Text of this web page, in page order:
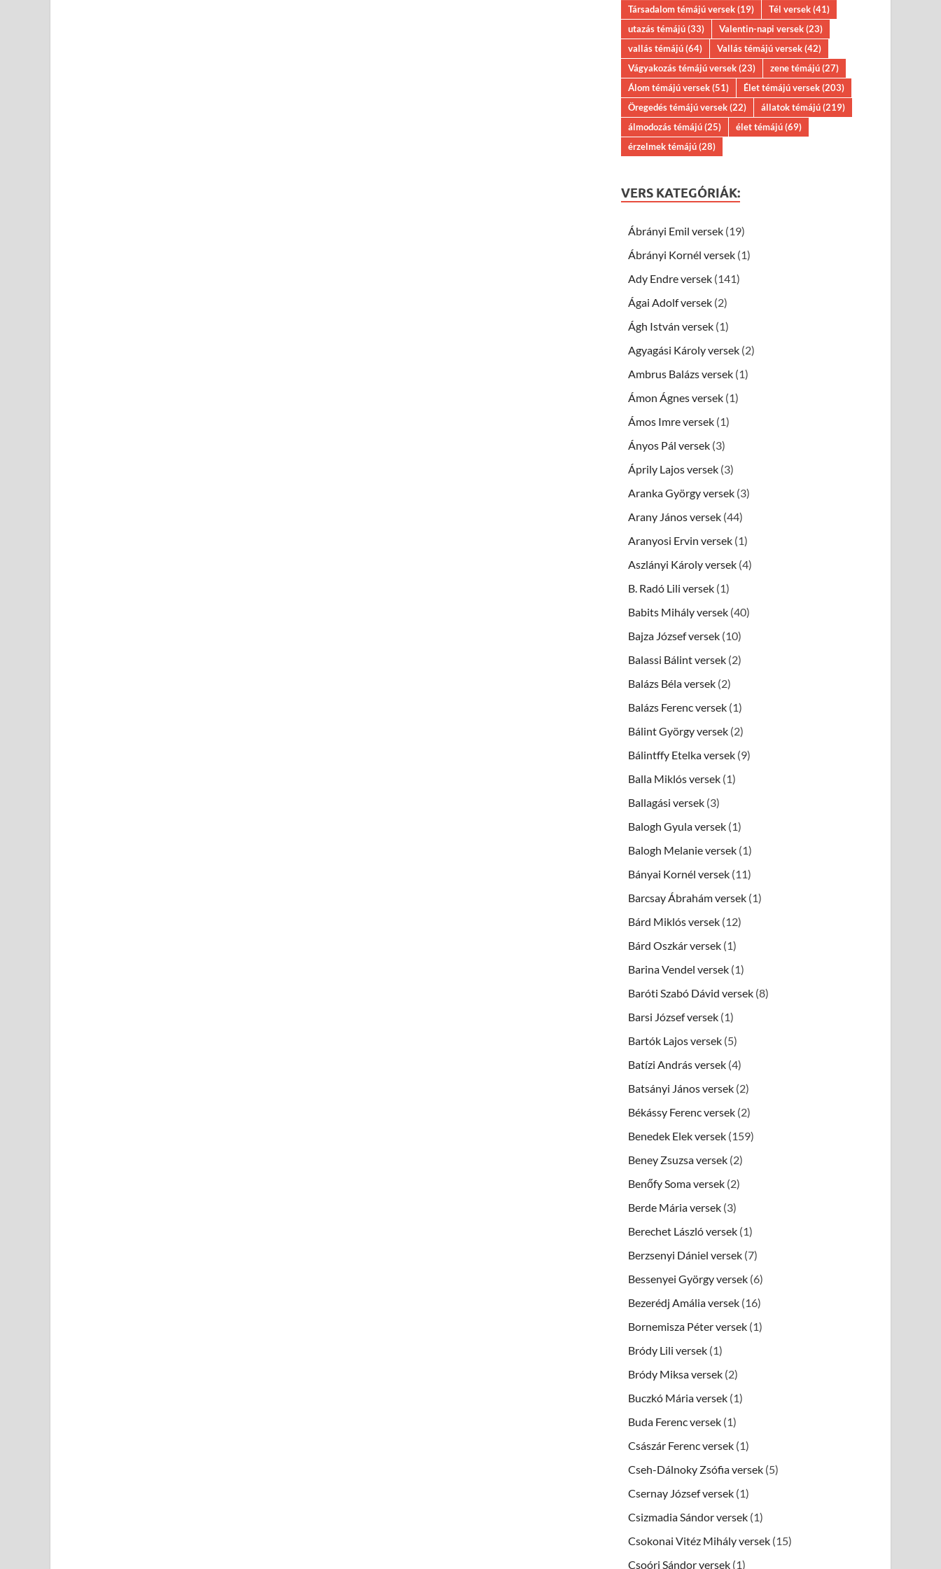
Társadalom témájú versek(19) Tél versek(41)
utazás témájú(33) Valentin-napi versek(23)
vallás témájú(64) Vallás témájú versek(42)
Vágyakozás témájú versek(23) zene témájú(27)
Álom témájú versek(51) Élet témájú versek(203)
Öregedés témájú versek(22) állatok témájú(219)
álmodozás témájú(25) élet témájú(69)
érzelmek témájú(28)
VERS KATEGÓRIÁK:
Ábrányi Emil versek (19)
Ábrányi Kornél versek (1)
Ady Endre versek (141)
Ágai Adolf versek (2)
Ágh István versek (1)
Agyagási Károly versek (2)
Ambrus Balázs versek (1)
Ámon Ágnes versek (1)
Ámos Imre versek (1)
Ányos Pál versek (3)
Áprily Lajos versek (3)
Aranka György versek (3)
Arany János versek (44)
Aranyosi Ervin versek (1)
Aszlányi Károly versek (4)
B. Radó Lili versek (1)
Babits Mihály versek (40)
Bajza József versek (10)
Balassi Bálint versek (2)
Balázs Béla versek (2)
Balázs Ferenc versek (1)
Bálint György versek (2)
Bálintffy Etelka versek (9)
Balla Miklós versek (1)
Ballagási versek (3)
Balogh Gyula versek (1)
Balogh Melanie versek (1)
Bányai Kornél versek (11)
Barcsay Ábrahám versek (1)
Bárd Miklós versek (12)
Bárd Oszkár versek (1)
Barina Vendel versek (1)
Baróti Szabó Dávid versek (8)
Barsi József versek (1)
Bartók Lajos versek (5)
Batízi András versek (4)
Batsányi János versek (2)
Békássy Ferenc versek (2)
Benedek Elek versek (159)
Beney Zsuzsa versek (2)
Benőfy Soma versek (2)
Berde Mária versek (3)
Berechet László versek (1)
Berzsenyi Dániel versek (7)
Bessenyei György versek (6)
Bezerédj Amália versek (16)
Bornemisza Péter versek (1)
Bródy Lili versek (1)
Bródy Miksa versek (2)
Buczkó Mária versek (1)
Buda Ferenc versek (1)
Császár Ferenc versek (1)
Cseh-Dálnoky Zsófia versek (5)
Csernay József versek (1)
Csizmadia Sándor versek (1)
Csokonai Vitéz Mihály versek (15)
Csoóri Sándor versek (1)